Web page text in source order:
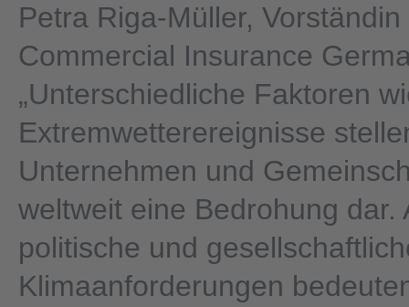
Petra Riga-Müller,
Commercial Insurance
„Unterschiedliche Faktoren
Extremwetterereignisse
Unternehmen und
weltweit eine Bedrohung dar.
politische und
Klimaanforderungen